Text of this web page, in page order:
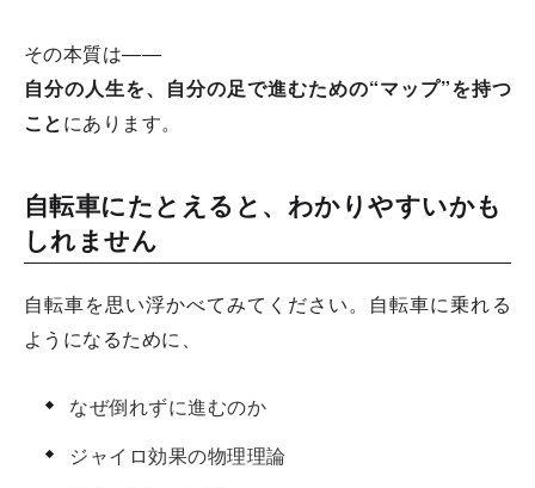
その本質は――
自分の人生を、自分の足で進むための“マップ”を持つ
ことにあります。
自転車にたとえると、わかりやすいかも
しれません
自転車を思い浮かべてみてください。自転車に乗れる
ようになるために、
なぜ倒れずに進むのか
ジャイロ効果の物理理論